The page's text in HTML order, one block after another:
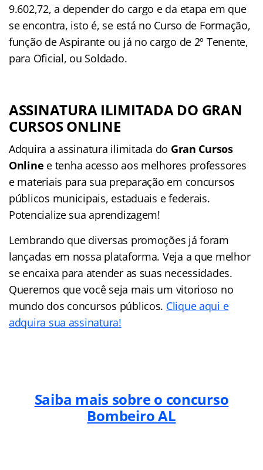
9.602,72, a depender do cargo e da etapa em que
se encontra, isto é, se está no Curso de Formação,
função de Aspirante ou já no cargo de 2º Tenente,
para Oficial, ou Soldado.
ASSINATURA ILIMITADA DO GRAN
CURSOS ONLINE
Adquira a assinatura ilimitada do Gran Cursos
Online e tenha acesso aos melhores professores
e materiais para sua preparação em concursos
públicos municipais, estaduais e federais.
Potencialize sua aprendizagem!
Lembrando que diversas promoções já foram
lançadas em nossa plataforma. Veja a que melhor
se encaixa para atender as suas necessidades.
Queremos que você seja mais um vitorioso no
mundo dos concursos públicos. Clique aqui e
adquira sua assinatura!
Saiba mais sobre o concurso
Bombeiro AL